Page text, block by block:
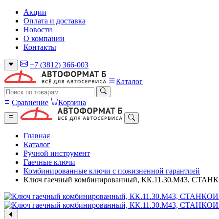
Акции
Оплата и доставка
Новости
О компании
Контакты
+7 (3812) 366-003
Каталог
Сравнение Корзина
Главная
Каталог
Ручной инструмент
Гаечные ключи
Комбинированные ключи с пожизненной гарантией
Ключ гаечный комбинированный, КК.11.30.М43,